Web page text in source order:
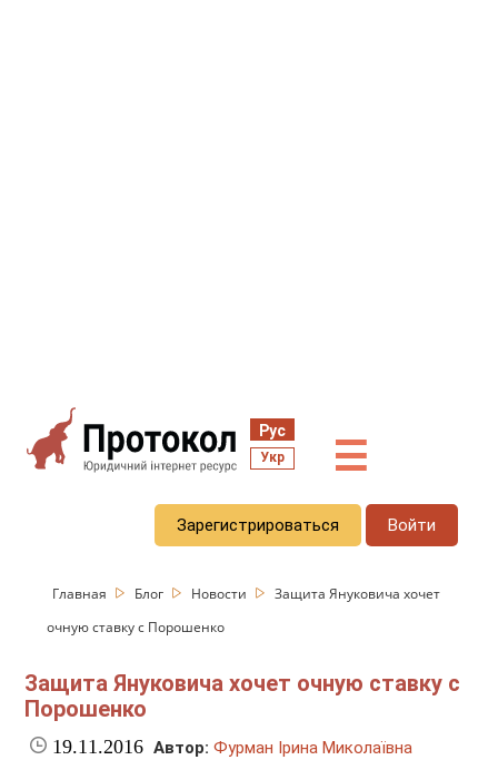
Рус
Укр ☰
Зарегистрироваться Войти
Главная Блог Новости
Защита Януковича хочет
очную ставку с Порошенко
Защита Януковича хочет очную ставку с
Порошенко
19.11.2016 Автор: Фурман Ірина Миколаївна